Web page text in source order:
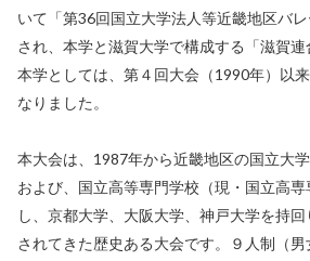
いて「第36回国立大学法人等近畿地区バ
され、本学と滋賀大学で構成する「滋賀連
本学としては、第４回大会（1990年）以
なりました。
本大会は、1987年から近畿地区の国立大学
および、国立高等専門学校（現・国立高
し、京都大学、大阪大学、神戸大学を持
されてきた歴史ある大会です。９人制（